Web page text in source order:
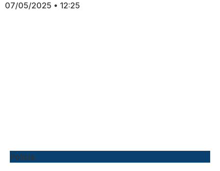
07/05/2025 12:25
Polícia